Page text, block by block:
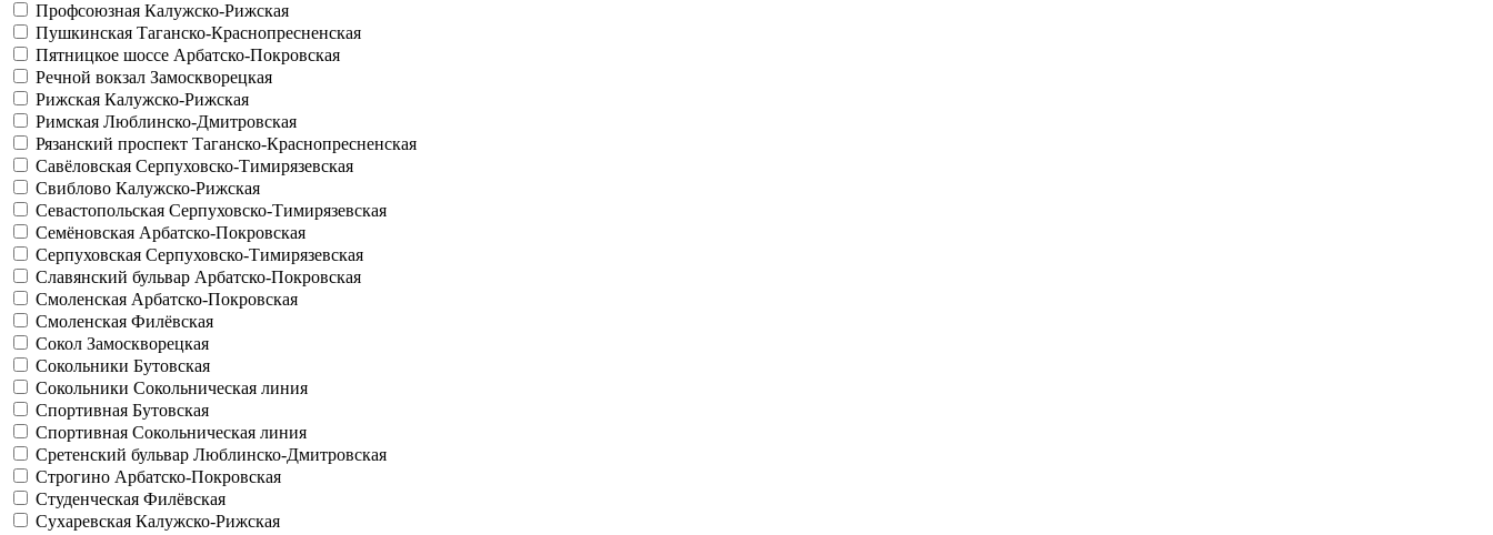
Профсоюзная Калужско-Рижская
Пушкинская Таганско-Краснопресненская
Пятницкое шоссе Арбатско-Покровская
Речной вокзал Замоскворецкая
Рижская Калужско-Рижская
Римская Люблинско-Дмитровская
Рязанский проспект Таганско-Краснопресненская
Савёловская Серпуховско-Тимирязевская
Свиблово Калужско-Рижская
Севастопольская Серпуховско-Тимирязевская
Семёновская Арбатско-Покровская
Серпуховская Серпуховско-Тимирязевская
Славянский бульвар Арбатско-Покровская
Смоленская Арбатско-Покровская
Смоленская Филёвская
Сокол Замоскворецкая
Сокольники Бутовская
Сокольники Сокольническая линия
Спортивная Бутовская
Спортивная Сокольническая линия
Сретенский бульвар Люблинско-Дмитровская
Строгино Арбатско-Покровская
Студенческая Филёвская
Сухаревская Калужско-Рижская